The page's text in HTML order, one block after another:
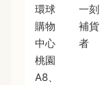
環球
購物
中心
桃園
A8、
一刻
補貨
者